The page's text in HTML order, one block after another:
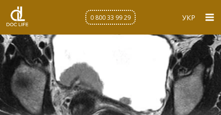
Перейти
содержимому
0 800 33 99 29 УКР